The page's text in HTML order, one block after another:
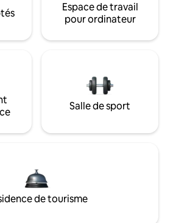
Espace de travail
pour ordinateur
Salle de sport
de tourisme